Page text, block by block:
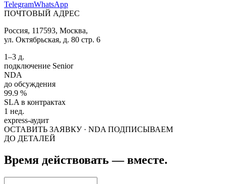
TelegramWhatsApp
ПОЧТОВЫЙ АДРЕС
Россия, 117593, Москва,
ул. Октябрьская, д. 80 стр. 6
1–3 д.
подключение Senior
NDA
до обсуждения
99.9 %
SLA в контрактах
1 нед.
express-аудит
ОСТАВИТЬ ЗАЯВКУ · NDA ПОДПИСЫВАЕМ
ДО ДЕТАЛЕЙ
Время действовать — вместе.